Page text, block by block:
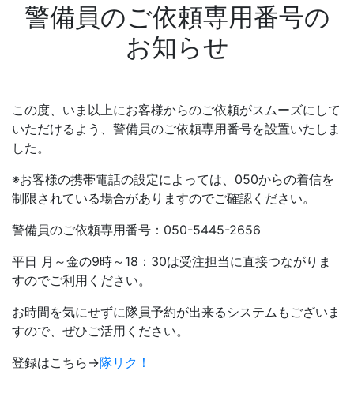
警備員のご依頼専用番号の
お知らせ
この度、いま以上にお客様からのご依頼がスムーズにして
いただけるよう、警備員のご依頼専用番号を設置いたしま
した。
※お客様の携帯電話の設定によっては、050からの着信を
制限されている場合がありますのでご確認ください。
警備員のご依頼専用番号：050-5445-2656
平日 月～金の9時～18：30は受注担当に直接つながりま
すのでご利用ください。
お時間を気にせずに隊員予約が出来るシステムもございま
すので、ぜひご活用ください。
登録はこちら→隊リク！